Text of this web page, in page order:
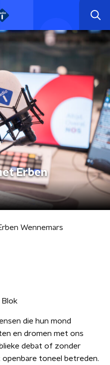
Erben
Wennemars
Blok
die hun mond
en dromen met ons
debat of zonder
toneel betreden.